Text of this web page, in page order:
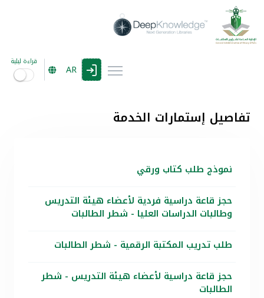
AR
قراءة ليلية
تفاصيل إستمارات الخدمة
نموذج طلب كتاب ورقي
حجز قاعة دراسية فردية لأعضاء هيئة التدريس
وطالبات الدراسات العليا - شطر الطالبات
طلب تدريب المكتبة الرقمية - شطر الطالبات
حجز قاعة دراسية لأعضاء هيئة التدريس - شطر
الطالبات